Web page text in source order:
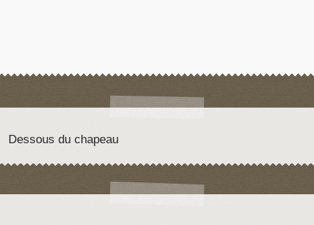
Dessous du chapeau